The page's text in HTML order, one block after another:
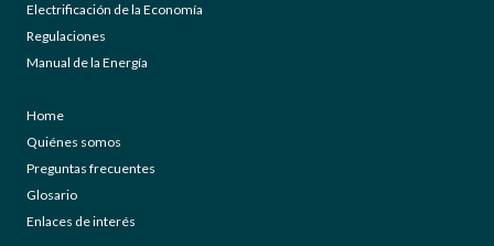
Electrificación de la Economía
Regulaciones
Manual de la Energía
Home
Quiénes somos
Preguntas frecuentes
Glosario
Enlaces de interés